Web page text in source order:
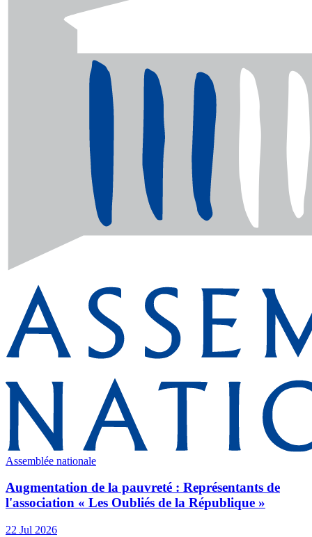
Assemblée nationale
Augmentation de la pauvreté : Représentants de
l'association « Les Oubliés de la République »
22 Jul 2026